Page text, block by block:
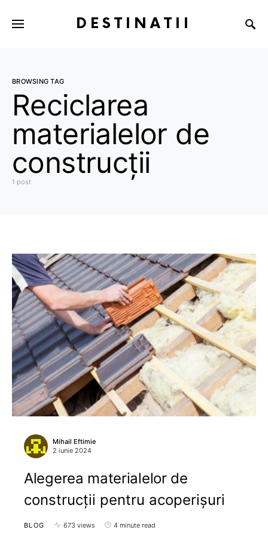
DESTINATII
BROWSING TAG
Reciclarea
materialelor de
construcții
1 post
Mihail Eftimie
2 iunie 2024
Alegerea materialelor de
construcții pentru acoperișuri
BLOG 673 views 4 minute read